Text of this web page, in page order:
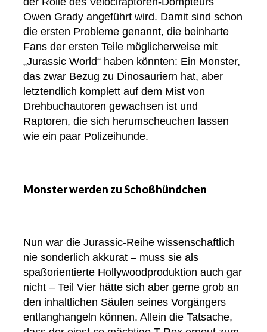
Owen Grady angeführt wird. Damit sind schon
die ersten Probleme genannt, die beinharte
Fans der ersten Teile möglicherweise mit
„Jurassic World“ haben könnten: Ein Monster,
das zwar Bezug zu Dinosauriern hat, aber
letztendlich komplett auf dem Mist von
Drehbuchautoren gewachsen ist und
Raptoren, die sich herumscheuchen lassen
wie ein paar Polizeihunde.
Monster werden zu Schoßhündchen
Nun war die Jurassic-Reihe wissenschaftlich
nie sonderlich akkurat – muss sie als
spaßorientierte Hollywoodproduktion auch gar
nicht – Teil Vier hätte sich aber gerne grob an
den inhaltlichen Säulen seines Vorgängers
entlanghangeln können. Allein die Tatsache,